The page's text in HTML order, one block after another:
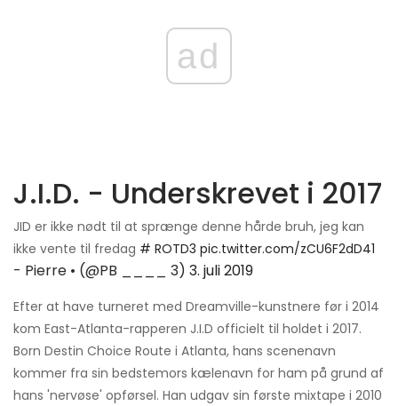
ad
J.I.D. - Underskrevet i 2017
JID er ikke nødt til at sprænge denne hårde bruh, jeg kan
ikke vente til fredag # ROTD3 pic.twitter.com/zCU6F2dD41
- Pierre • (@PB ____ 3) 3. juli 2019
Efter at have turneret med Dreamville-kunstnere før i 2014
kom East-Atlanta-rapperen J.I.D officielt til holdet i 2017.
Born Destin Choice Route i Atlanta, hans scenenavn
kommer fra sin bedstemors kælenavn for ham på grund af
hans 'nervøse' opførsel. Han udgav sin første mixtape i 2010